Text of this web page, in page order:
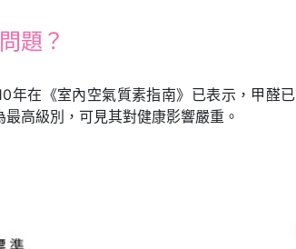
題？
年在《室內空氣質素指南》已表示，甲醛
高級別，可見其對健康影響嚴重。